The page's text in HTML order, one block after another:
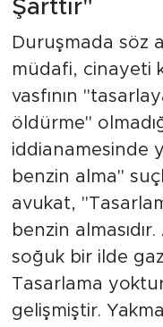
Şarttır"
Duruşmada söz
müdafi, cinayeti
vasfının
öldürme"
iddianamesinde
benzin alma"
avukat,
benzin
soğuk bir ilde
Tasarlama
gelişmiştir.